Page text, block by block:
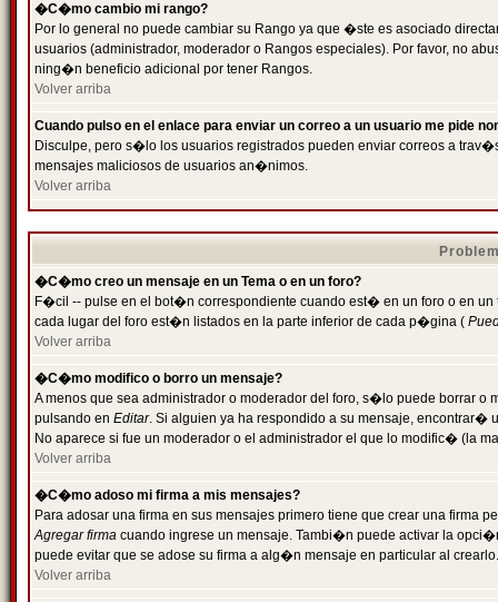
�C�mo cambio mi rango?
Por lo general no puede cambiar su Rango ya que �ste es asociado
usuarios (administrador, moderador o Rangos especiales). Por favor, no
ning�n beneficio adicional por tener Rangos.
Volver arriba
Cuando pulso en el enlace para enviar un correo a un usuario me pide
Disculpe, pero s�lo los usuarios registrados pueden enviar correos a
mensajes maliciosos de usuarios an�nimos.
Volver arriba
�C�mo creo un mensaje en un Tema o en un foro?
F�cil -- pulse en el bot�n correspondiente cuando est� en un foro o en
cada lugar del foro est�n listados en la parte inferior de cada p�gina (
Volver arriba
�C�mo modifico o borro un mensaje?
A menos que sea administrador o moderador del foro, s�lo puede borrar o
pulsando en Editar. Si alguien ya ha respondido a su mensaje, encontrar�
No aparece si fue un moderador o el administrador el que lo modific� (la
Volver arriba
�C�mo adoso mi firma a mis mensajes?
Para adosar una firma en sus mensajes primero tiene que crear una firma
Agregar firma cuando ingrese un mensaje. Tambi�n puede activar la
puede evitar que se adose su firma a alg�n mensaje en particular al crearlo.
Volver arriba